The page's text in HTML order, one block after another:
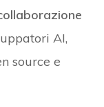
AI,
source e